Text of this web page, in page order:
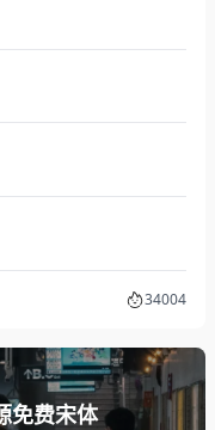
34004
免费宋体